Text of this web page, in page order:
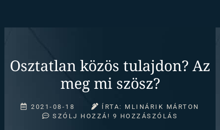
Osztatlan közös tulajdon? Az
meg mi szösz?
2021-08-18 ÍRTA: MLINÁRIK MÁRTON
SZÓLJ HOZZÁ! 9 HOZZÁSZÓLÁS